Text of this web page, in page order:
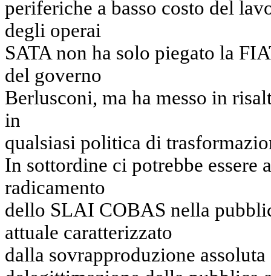
periferiche a basso costo del
degli operai
SATA non ha solo piegato la
del governo
Berlusconi, ma ha messo in
in
qualsiasi politica di
In sottordine ci potrebbe
radicamento
dello SLAI COBAS nella
attuale caratterizzato
dalla sovrapproduzione